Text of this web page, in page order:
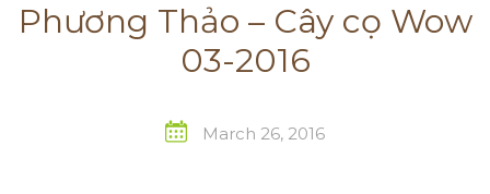
Phương Thảo – Cây cọ Wow
03-2016
March 26, 2016